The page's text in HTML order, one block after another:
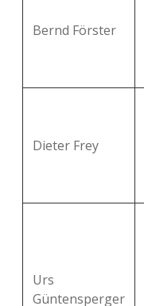
Bernd Förster
Dieter Frey
Urs
Güntensperger